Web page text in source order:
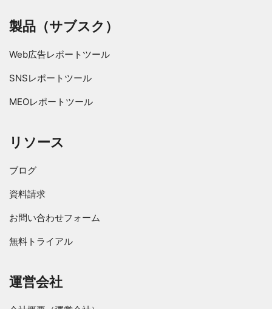
製品（サブスク）
Web広告レポートツール
SNSレポートツール
MEOレポートツール
リソース
ブログ
資料請求
お問い合わせフォーム
無料トライアル
運営会社